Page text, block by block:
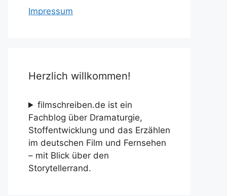
Impressum
Herzlich willkommen!
filmschreiben.de ist ein
Fachblog über Dramaturgie,
Stoffentwicklung und das Erzählen
im deutschen Film und Fernsehen
– mit Blick über den
Storytellerrand.